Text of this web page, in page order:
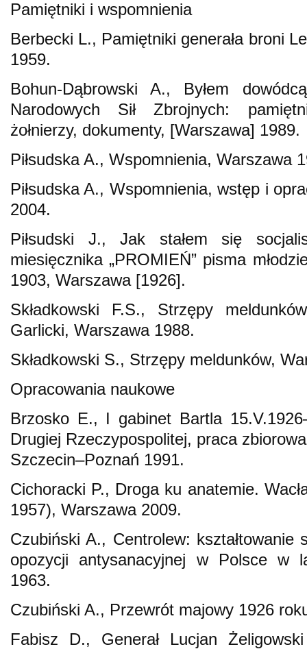
Pamiętniki i wspomnienia
Berbecki L., Pamiętniki generała broni
1959.
Bohun-Dąbrowski A., Byłem
Narodowych Sił Zbrojnych:
żołnierzy, dokumenty, [Warszawa] 1989.
Piłsudska A., Wspomnienia, Warszawa
Piłsudska A., Wspomnienia, wstęp i
2004.
Piłsudski J., Jak stałem się
miesięcznika „PROMIEŃ” pisma
1903, Warszawa [1926].
Składkowski F.S., Strzępy
Garlicki, Warszawa 1988.
Składkowski S., Strzępy meldunków,
Opracowania naukowe
Brzosko E., I gabinet Bartla
Drugiej Rzeczypospolitej, praca
Szczecin–Poznań 1991.
Cichoracki P., Droga ku anatemie.
1957), Warszawa 2009.
Czubiński A., Centrolew: kształtowanie
opozycji antysanacyjnej w Polsce w
1963.
Czubiński A., Przewrót majowy 1926
Fabisz D., Generał Lucjan